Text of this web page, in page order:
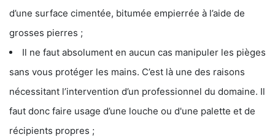
d’une surface cimentée, bitumée empierrée à l’aide de
grosses pierres ;
Il ne faut absolument en aucun cas manipuler les pièges
sans vous protéger les mains. C’est là une des raisons
nécessitant l’intervention d’un professionnel du domaine. Il
faut donc faire usage d’une louche ou d'une palette et de
récipients propres ;